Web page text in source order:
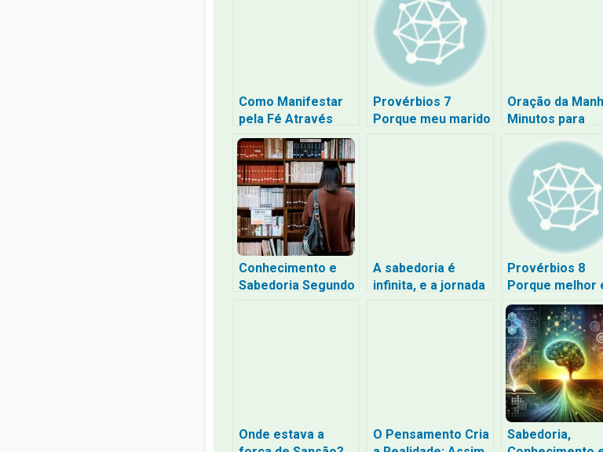
Como Manifestar
pela Fé Através
dos Sentimentos
Verdadeiros: O
Caminho da
Confiança
Profunda Sem a
Tristeza da
Escassez
Provérbios 7
Porque meu marido
Oração da
Minutos para
o Pé Direito e
Blindado
Espiritualmente
Conhecimento e
Sabedoria Segundo
A sabedoria é
infinita, e a jornada
Provérbios 8
Porque melhor
sabedoria do
as jóias
Onde estava a
O Pensamento Cria
Sabedoria,